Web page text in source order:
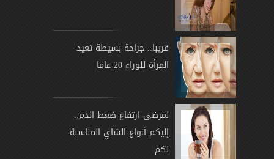
قريبا.. جراحة بسيطة تعيد
المرأة للوراء 20 عاما
لمرضى ارتفاع ضعط الدم..
إليكم أنواع الشاي المناسبة
لكم